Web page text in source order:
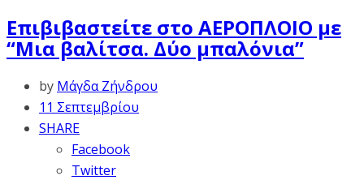
Επιβιβαστείτε στο ΑΕΡΟΠΛΟΙΟ με
“Μια βαλίτσα. Δύο μπαλόνια”
by Μάγδα Ζήνδρου
11 Σεπτεμβρίου
SHARE
Facebook
Twitter